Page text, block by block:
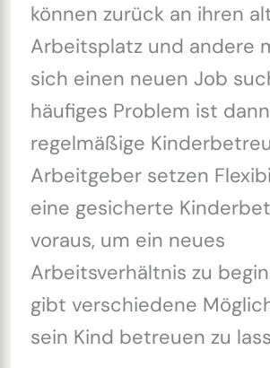
können zurück an ihren
Arbeitsplatz und andere
sich einen neuen Job
häufiges Problem ist
regelmäßige
Arbeitgeber setzen
eine gesicherte
voraus, um ein neues
Arbeitsverhältnis zu
gibt verschiedene
sein Kind betreuen zu